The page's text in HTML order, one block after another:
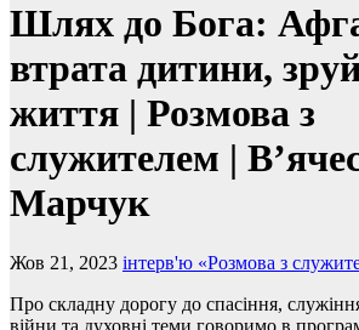
Шлях до Бога:
втрата дитини,
життя | Розмова з
служителем |
Марчук
Жов 21, 2023 інтерв'ю «Розмова з
Про складну дорогу до спасіння,
війни та духовні теми говоримо в